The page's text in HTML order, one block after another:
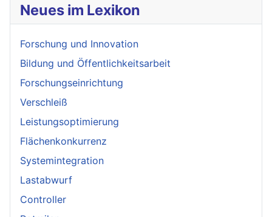
Neues im Lexikon
Forschung und Innovation
Bildung und Öffentlichkeitsarbeit
Forschungseinrichtung
Verschleiß
Leistungsoptimierung
Flächenkonkurrenz
Systemintegration
Lastabwurf
Controller